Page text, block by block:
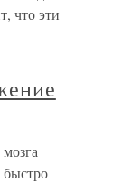
что эти
быстро